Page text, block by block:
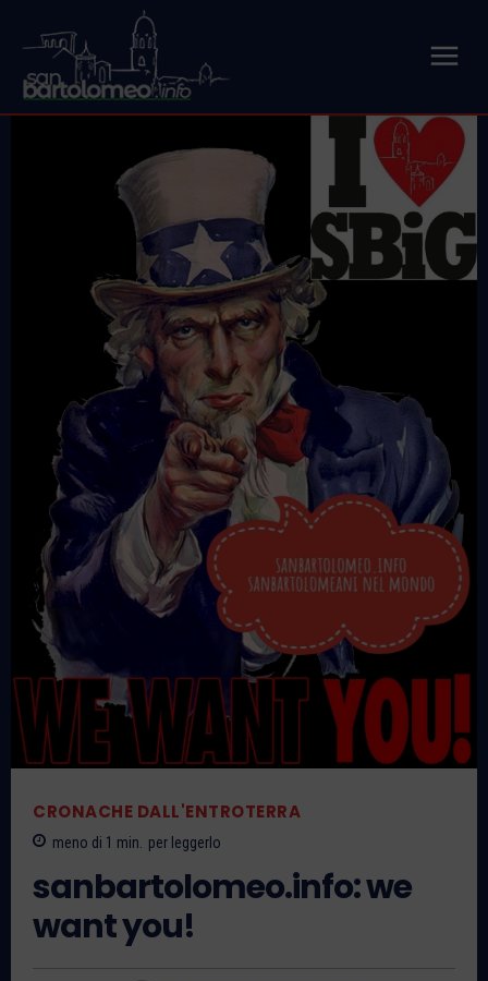
CRONACHE DALL'ENTROTERRA
meno di 1 min. per leggerlo
sanbartolomeo.info: we
want you!